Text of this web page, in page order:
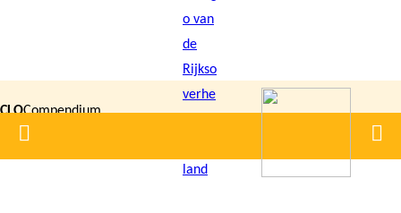
inhoud
gaan
CLOCompendium
voor de
Home